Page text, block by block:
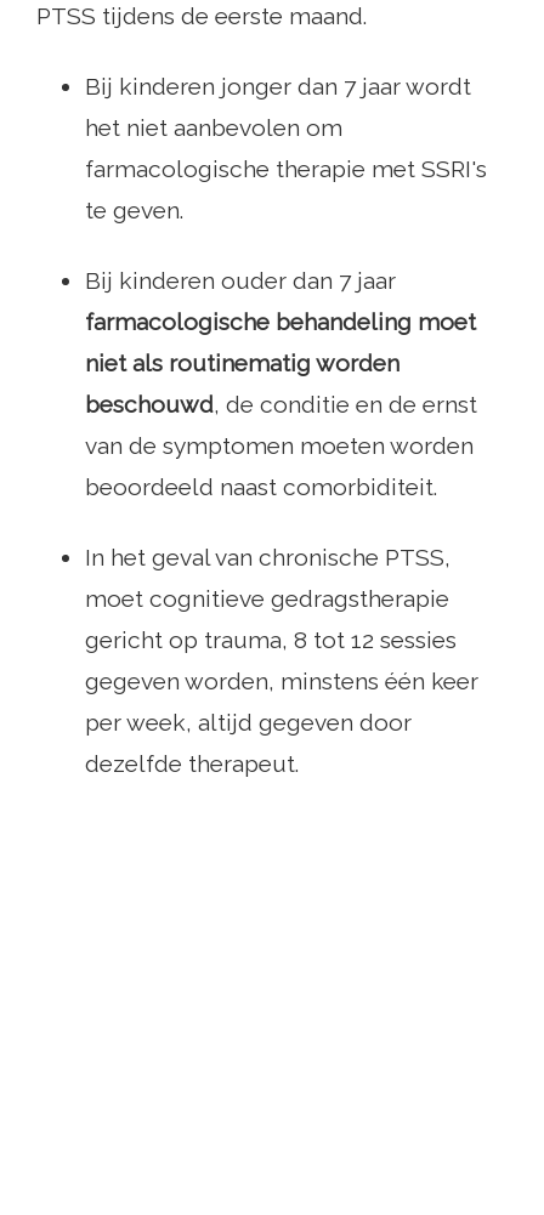
PTSS tijdens de eerste maand.
Bij kinderen jonger dan 7 jaar wordt
het niet aanbevolen om
farmacologische therapie met SSRI's
te geven.
Bij kinderen ouder dan 7 jaar
farmacologische behandeling moet
niet als routinematig worden
beschouwd, de conditie en de ernst
van de symptomen moeten worden
beoordeeld naast comorbiditeit.
In het geval van chronische PTSS,
moet cognitieve gedragstherapie
gericht op trauma, 8 tot 12 sessies
gegeven worden, minstens één keer
per week, altijd gegeven door
dezelfde therapeut.